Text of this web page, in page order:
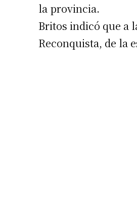
la provincia.
Britos indicó que a
Reconquista, de la